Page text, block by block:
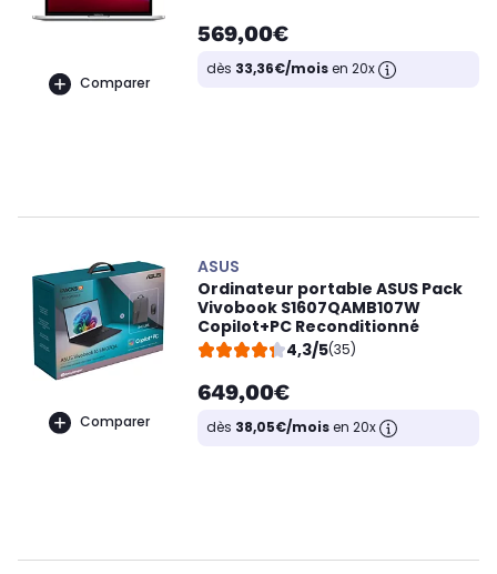
Comparer
569,00€
dès 33,36€/moisen 20x
Comparer
ASUS
Ordinateur portable ASUS Pack
Vivobook S1607QAMB107W
Copilot+PC Reconditionné
4,3/5(35)
649,00€
dès 38,05€/moisen 20x